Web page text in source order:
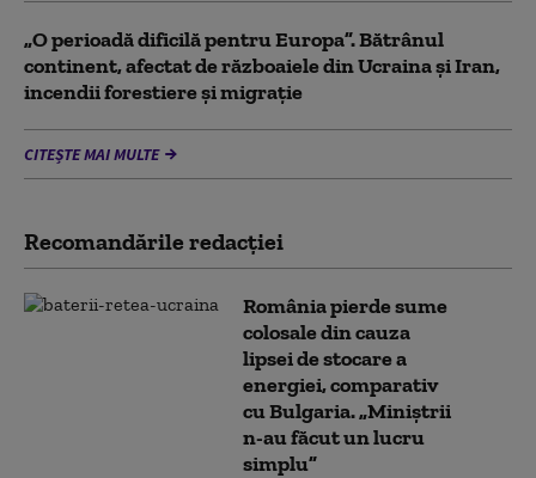
„O perioadă dificilă pentru Europa”. Bătrânul
continent, afectat de războaiele din Ucraina și Iran,
incendii forestiere și migrație
CITEȘTE MAI MULTE
Recomandările redacţiei
România pierde sume
colosale din cauza
lipsei de stocare a
energiei, comparativ
cu Bulgaria. „Miniștrii
n-au făcut un lucru
simplu”